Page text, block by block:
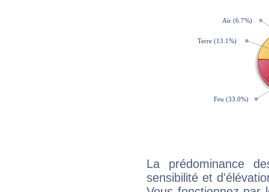
La prédominance
sensibilité et